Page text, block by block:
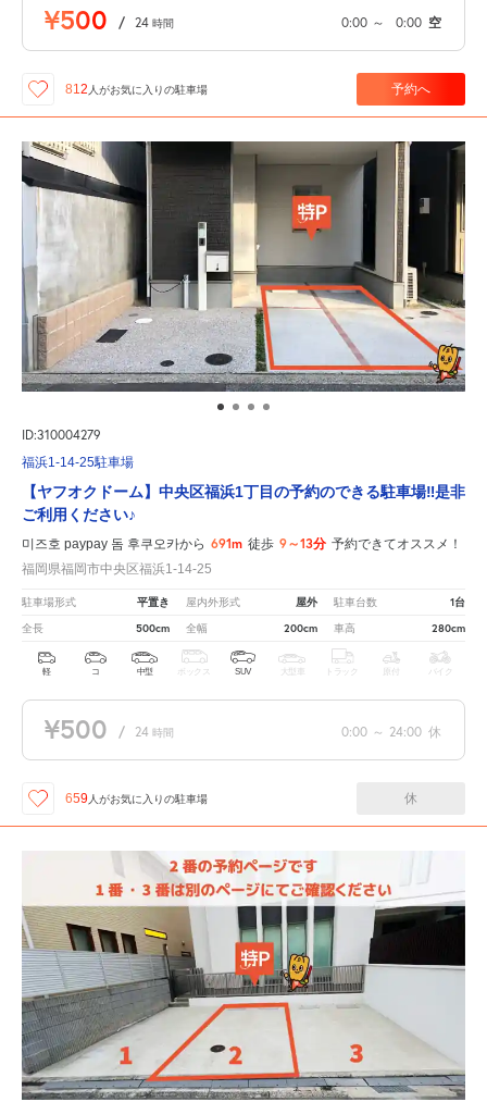
¥500 / 24 時間 0:00 ～ 0:00 空
812 人がお気に入りの駐車場 予約へ
ID:310004279
福浜1-14-25駐車場
【ヤフオクドーム】中央区福浜1丁目の予約のできる駐車場‼是非
ご利用ください♪
미즈호 paypay 돔 후쿠오카から 691m 徒歩 9～13分 予約できてオススメ！
福岡県福岡市中央区福浜1-14-25
駐車場形式 平置き 屋内外形式 屋外 駐車台数 1台
全長 500cm 全幅 200cm 車高 280cm
軽 コ 中型 ボックス SUV 大型車 トラック 原付 バイク
¥500 / 24 時間 0:00 ～ 24:00 休
659 人がお気に入りの駐車場 休